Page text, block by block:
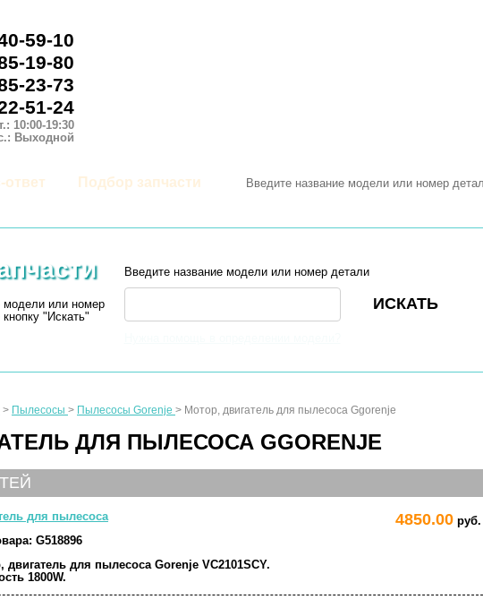
59-10
19-80
23-73
51-24
10:00-19:30
Выходной
ответ Подбор запчасти
модели или номер
"Искать"
Введите название модели или номер детали
> Пылесосы > Пылесосы Gorenje > Мотор, двигатель для пылесоса Ggorenje
ДЛЯ ПЫЛЕСОСА GGORENJE
для пылесоса
G518896
двигатель для пылесоса Gorenje VC2101SCY.
1800W.
4850.00 руб.